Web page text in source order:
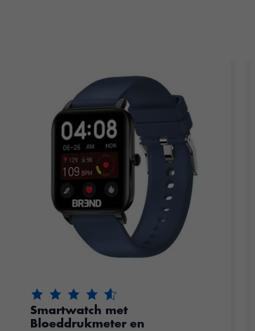
De beoordeling van dit product is
Smartwatch met
Bloeddrukmeter en